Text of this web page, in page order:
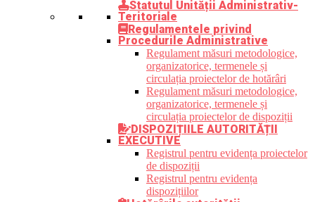
Statutul Unității Administrativ-
Teritoriale
Regulamentele privind
Procedurile Administrative
Regulament măsuri metodologice,
organizatorice, termenele și
circulația proiectelor de hotărâri
Regulament măsuri metodologice,
organizatorice, termenele și
circulația proiectelor de dispoziții
DISPOZIȚIILE AUTORITĂȚII
EXECUTIVE
Registrul pentru evidența proiectelor
de dispoziții
Registrul pentru evidența
dispozițiilor